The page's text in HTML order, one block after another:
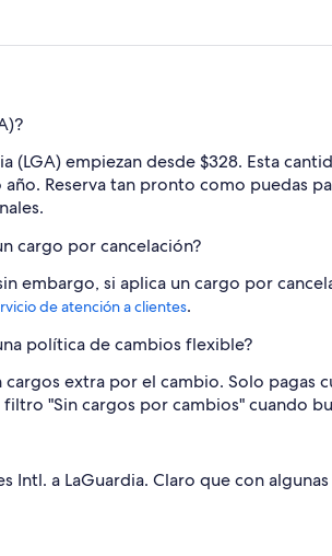
empiezan desde $328. Esta
Reserva tan pronto como puedas
cargo por cancelación?
embargo, si aplica un cargo por
de atención a clientes.
política de cambios flexible?
extra por el cambio. Solo pagas
"Sin cargos por cambios" cuando
a LaGuardia. Claro que con